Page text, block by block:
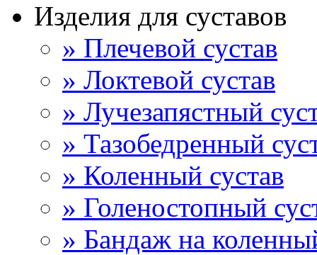
Изделия для суставов
» Плечевой сустав
» Локтевой сустав
» Лучезапястный
» Тазобедренный
» Коленный сустав
» Голеностопный
» Бандаж на